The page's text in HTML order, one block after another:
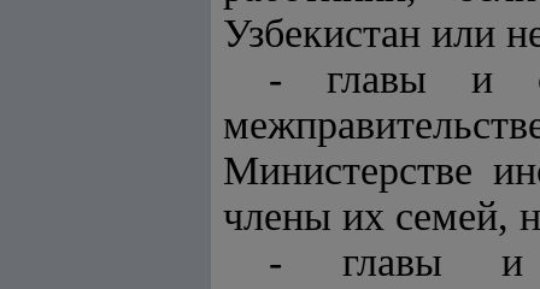
Узбекистан или
- главы и
Министерстве
члены их семей,
- главы и